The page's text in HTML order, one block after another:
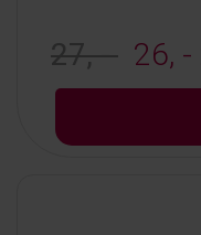
27, - 26, -